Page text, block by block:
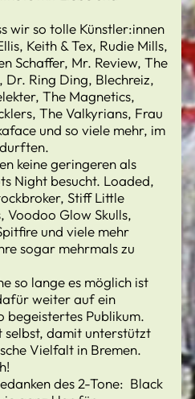
wir so tolle Künstler:innen
Keith & Tex, Rudie Mills,
Schaffer, Mr. Review, The
Dr. Ring Ding, Blechreiz,
The Magnetics,
The Valkyrians, Frau
und so viele mehr, im
keine geringeren als
Night besucht. Loaded,
Stiff Little
Voodoo Glow Skulls,
und viele mehr
sogar mehrmals zu
so lange es möglich ist
weiter auf ein
begeistertes Publikum.
selbst, damit unterstützt
Vielfalt in Bremen.
des 2-Tone: Black